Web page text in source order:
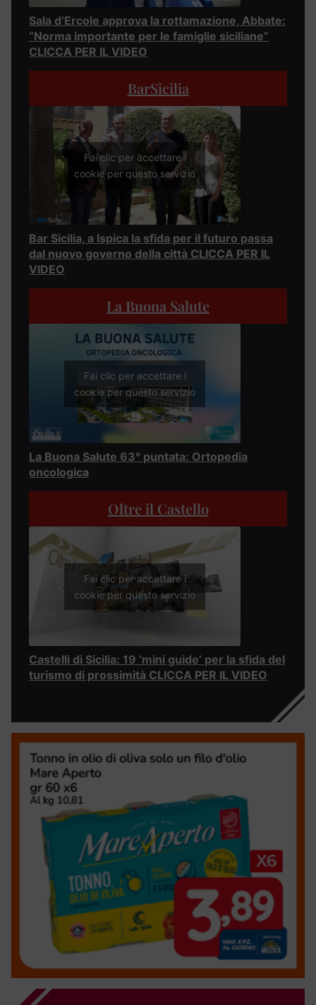
Sala d’Ercole approva la rottamazione, Abbate:
“Norma importante per le famiglie siciliane”
CLICCA PER IL VIDEO
BarSicilia
Fai clic per accettare i
cookie per questo servizio
Bar Sicilia, a Ispica la sfida per il futuro passa
dal nuovo governo della città CLICCA PER IL
VIDEO
La Buona Salute
Fai clic per accettare i
cookie per questo servizio
La Buona Salute 63° puntata: Ortopedia
oncologica
Oltre il Castello
Fai clic per accettare i
cookie per questo servizio
Castelli di Sicilia: 19 ‘mini guide’ per la sfida del
turismo di prossimità CLICCA PER IL VIDEO